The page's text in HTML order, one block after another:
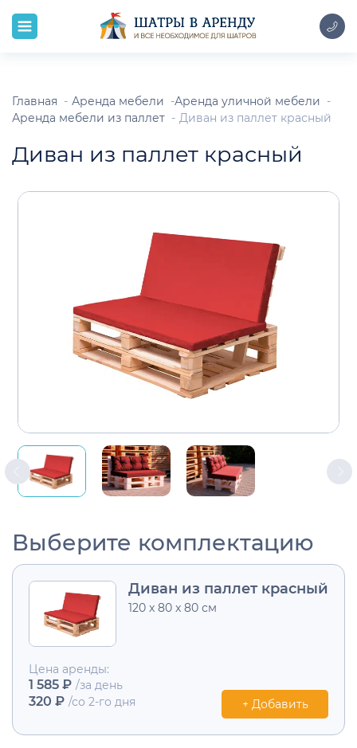
Главная Аренда мебели
Аренда уличной мебели
Аренда мебели из паллет
Диван из паллет красный
Диван из паллет красный
Выберите комплектацию
Диван из паллет красный
120 x 80 x 80 см
Цена аренды:
1 585 ₽ /за день
320 ₽ /со 2-го дня + Добавить